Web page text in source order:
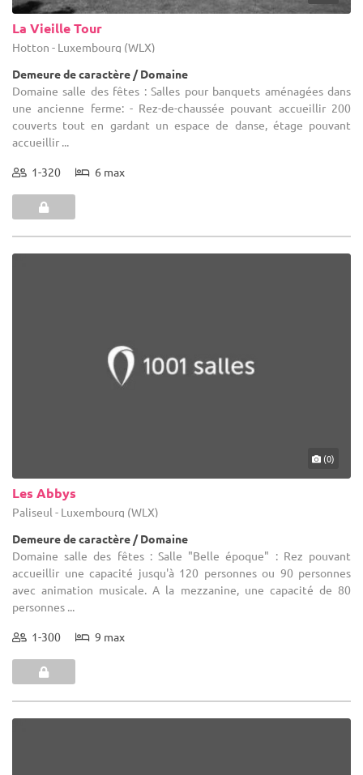
La Vieille Tour
Hotton - Luxembourg (WLX)
Demeure de caractère / Domaine
Domaine salle des fêtes : Salles pour banquets aménagées dans
une ancienne ferme: - Rez-de-chaussée pouvant accueillir 200
couverts tout en gardant un espace de danse, étage pouvant
accueillir ...
1-320 6 max
(0)
Les Abbys
Paliseul - Luxembourg (WLX)
Demeure de caractère / Domaine
Domaine salle des fêtes : Salle "Belle époque" : Rez pouvant
accueillir une capacité jusqu'à 120 personnes ou 90 personnes
avec animation musicale. A la mezzanine, une capacité de 80
personnes ...
1-300 9 max